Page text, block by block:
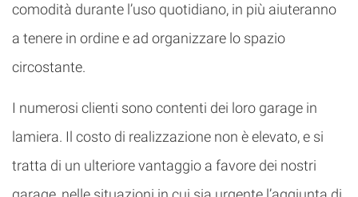
comodità durante l’uso quotidiano, in più aiuteranno
a tenere in ordine e ad organizzare lo spazio
circostante.
I numerosi clienti sono contenti dei loro garage in
lamiera. Il costo di realizzazione non è elevato, e si
tratta di un ulteriore vantaggio a favore dei nostri